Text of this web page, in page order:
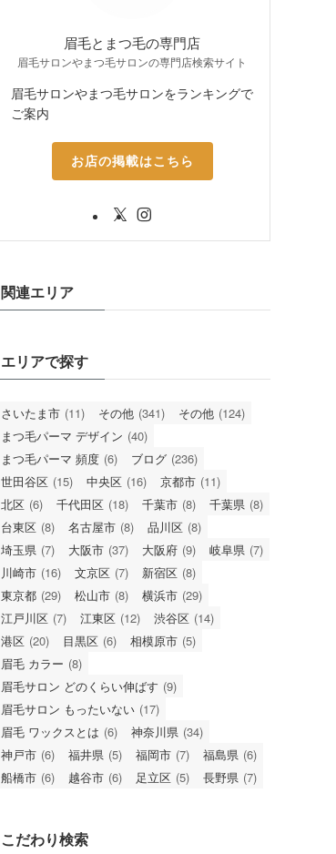
眉毛とまつ毛の専門店
眉毛サロンやまつ毛サロンの専門店検索サイト
眉毛サロンやまつ毛サロンをランキングで
ご案内
お店の掲載はこちら
関連エリア
エリアで探す
さいたま市 (11) その他 (341) その他 (124)
まつ毛パーマ デザイン (40)
まつ毛パーマ 頻度 (6) ブログ (236)
世田谷区 (15) 中央区 (16) 京都市 (11)
北区 (6) 千代田区 (18) 千葉市 (8) 千葉県 (8)
台東区 (8) 名古屋市 (8) 品川区 (8)
埼玉県 (7) 大阪市 (37) 大阪府 (9) 岐阜県 (7)
川崎市 (16) 文京区 (7) 新宿区 (8)
東京都 (29) 松山市 (8) 横浜市 (29)
江戸川区 (7) 江東区 (12) 渋谷区 (14)
港区 (20) 目黒区 (6) 相模原市 (5)
眉毛 カラー (8)
眉毛サロン どのくらい伸ばす (9)
眉毛サロン もったいない (17)
眉毛 ワックスとは (6) 神奈川県 (34)
神戸市 (6) 福井県 (5) 福岡市 (7) 福島県 (6)
船橋市 (6) 越谷市 (6) 足立区 (5) 長野県 (7)
こだわり検索